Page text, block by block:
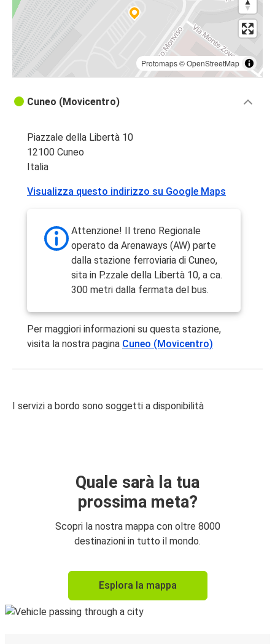
Protomaps©OpenStreetMap
Cuneo (Movicentro)
Piazzale della Libertà 10
12100 Cuneo
Italia
Visualizza questo indirizzo su Google Maps
Attenzione! Il treno Regionale
operato da Arenaways (AW) parte
dalla stazione ferroviaria di Cuneo,
sita in P.zzale della Libertà 10, a ca.
300 metri dalla fermata del bus.
Per maggiori informazioni su questa stazione,
visita la nostra pagina Cuneo (Movicentro)
I servizi a bordo sono soggetti a disponibilità
Quale sarà la tua
prossima meta?
Scopri la nostra mappa con oltre 8000
destinazioni in tutto il mondo.
Esplora la mappa